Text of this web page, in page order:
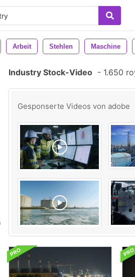
Arbeit Stehlen Maschine
Industry Stock-Video - 1.650
Gesponserte Videos von adobe